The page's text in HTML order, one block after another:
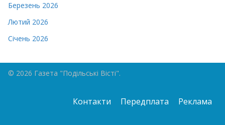
Березень 2026
Лютий 2026
Січень 2026
© 2026 Газета "Подільські Вісті".
Контакти Передплата Реклама